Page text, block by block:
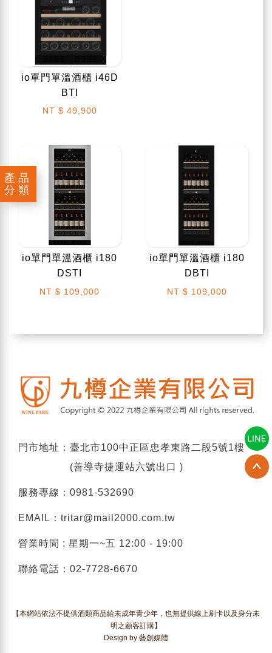
產品
分類
io單門單溫酒櫃 i46D
BTI
NT $ 49,900
io單門單溫酒櫃 i180
DSTI
NT $ 109,000
io單門單溫酒櫃 i180
DBTI
NT $ 109,000
門市地址：臺北市100中正區忠孝東路二段5號1樓
(善導寺捷運站六號出口 )
服務專線： 0981-532690
EMAIL： tritar@mail2000.com.tw
營業時間 : 星期一~五 12:00 - 19:00
聯絡電話： 02-7728-6670
【本網站依法不提供酒類商品給未成年青少年，也無提供線上刷卡以及身分未
明之顧客訂購】
Design by 藝創媒體